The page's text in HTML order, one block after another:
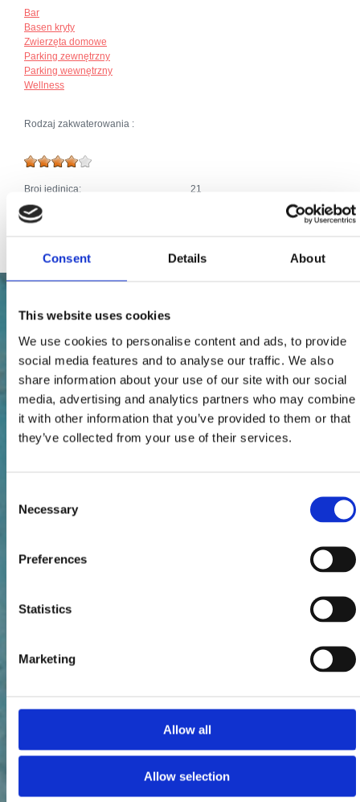
Consent Details About
This website uses cookies
We use cookies to personalise content and ads, to provide
social media features and to analyse our traffic. We also
share information about your use of our site with our social
media, advertising and analytics partners who may combine
it with other information that you’ve provided to them or that
they’ve collected from your use of their services.
Selection
Necessary
Preferences
Statistics
Marketing
Allow all
Allow selection
Bar
Basen kryty
Zwierzęta domowe
Parking zewnętrzny
Parking wewnętrzny
Wellness
Rodzaj zakwaterowania :
Broj jedinica:
21
Łóżka główne (liczba):
Dodatki: